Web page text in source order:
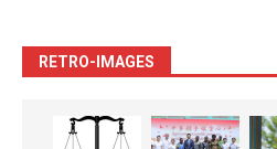
RETRO-IMAGES